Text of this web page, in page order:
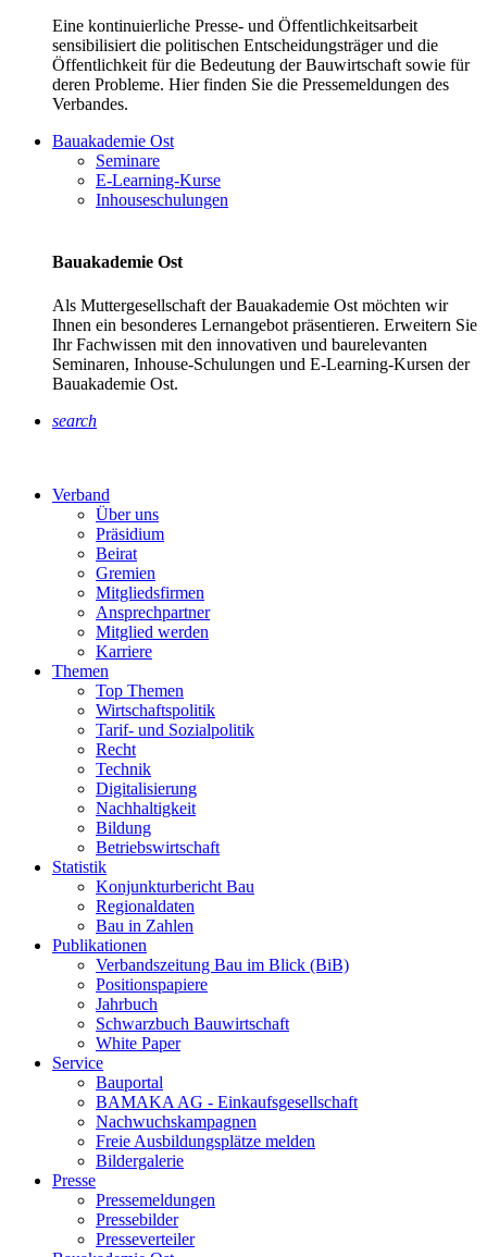
Eine kontinuierliche Presse- und Öffentlichkeitsarbeit
sensibilisiert die politischen Entscheidungsträger und die
Öffentlichkeit für die Bedeutung der Bauwirtschaft sowie für
deren Probleme. Hier finden Sie die Pressemeldungen des
Verbandes.
Bauakademie Ost
Seminare
E-Learning-Kurse
Inhouseschulungen
Bauakademie Ost
Als Muttergesellschaft der Bauakademie Ost möchten wir
Ihnen ein besonderes Lernangebot präsentieren. Erweitern Sie
Ihr Fachwissen mit den innovativen und baurelevanten
Seminaren, Inhouse-Schulungen und E-Learning-Kursen der
Bauakademie Ost.
search
Verband
Über uns
Präsidium
Beirat
Gremien
Mitgliedsfirmen
Ansprechpartner
Mitglied werden
Karriere
Themen
Top Themen
Wirtschaftspolitik
Tarif- und Sozialpolitik
Recht
Technik
Digitalisierung
Nachhaltigkeit
Bildung
Betriebswirtschaft
Statistik
Konjunkturbericht Bau
Regionaldaten
Bau in Zahlen
Publikationen
Verbandszeitung Bau im Blick (BiB)
Positionspapiere
Jahrbuch
Schwarzbuch Bauwirtschaft
White Paper
Service
Bauportal
BAMAKA AG - Einkaufsgesellschaft
Nachwuchskampagnen
Freie Ausbildungsplätze melden
Bildergalerie
Presse
Pressemeldungen
Pressebilder
Presseverteiler